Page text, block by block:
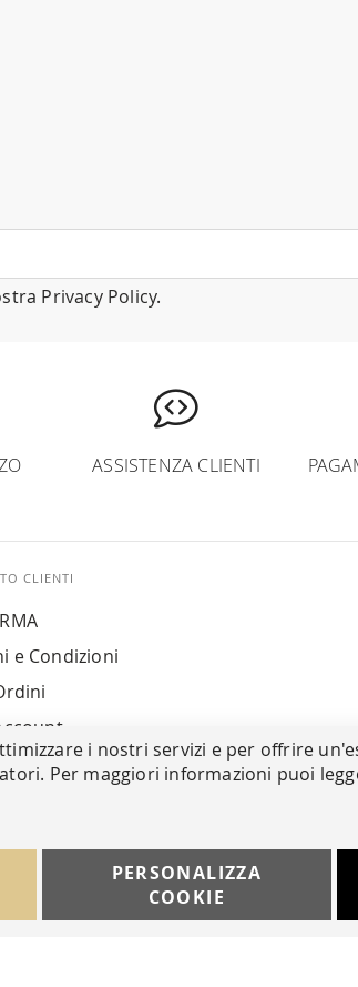
Privacy Policy.
ASSISTENZA CLIENTI
CLIENTI
e Condizioni
i nostri servizi e per offrire
Per maggiori informazioni puoi
PERSONALIZZA
COOKIE